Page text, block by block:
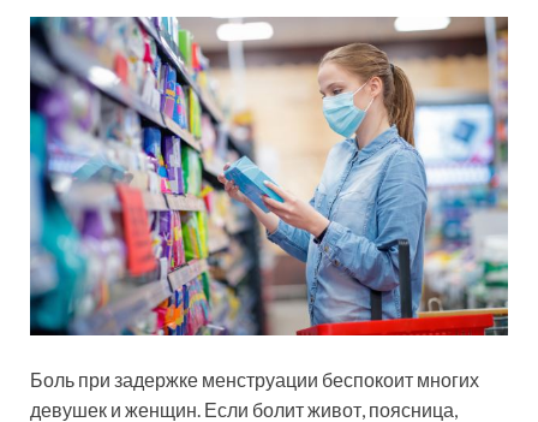
Боль при задержке менструации беспокоит многих
девушек и женщин. Если болит живот, поясница,